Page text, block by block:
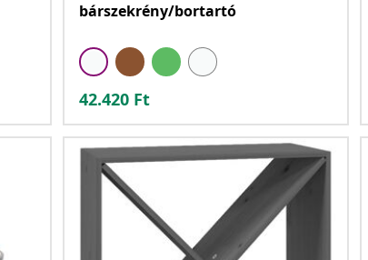
bárszekrény/bortartó
42.420 Ft